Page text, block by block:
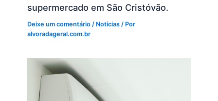
supermercado em São Cristóvão.
Deixe um comentário / Notícias / Por
alvoradageral.com.br